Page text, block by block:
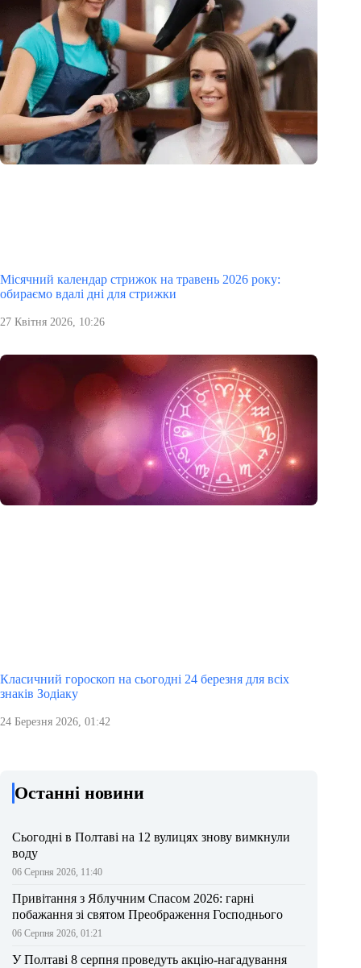
Місячний календар стрижок на травень 2026 року:
обираємо вдалі дні для стрижки
27 Квітня 2026, 10:26
Класичний гороскоп на сьогодні 24 березня для всіх
знаків Зодіаку
24 Березня 2026, 01:42
Останні новини
Сьогодні в Полтаві на 12 вулицях знову вимкнули
воду
06 Серпня 2026, 11:40
Привітання з Яблучним Спасом 2026: гарні
побажання зі святом Преображення Господнього
06 Серпня 2026, 01:21
У Полтаві 8 серпня проведуть акцію-нагадування